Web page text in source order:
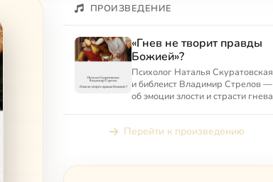
ПРОИЗВЕДЕНИЕ
«Гнев не творит правды
Божией»?
Психолог Наталья Скуратовская
и библеист Владимир Стрелов —
об эмоции злости и страсти гнева
Перейти к произведению